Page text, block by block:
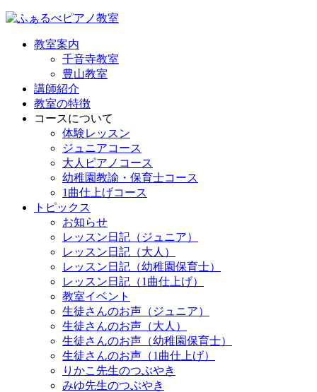
教室案内
千音寺教室
豊山教室
講師紹介
教室の特徴
コースについて
体験レッスン
ジュニアコース
大人ピアノコース
幼稚園教諭・保育士コース
1曲仕上げコース
トピックス
お知らせ
レッスン日記（ジュニア）
レッスン日記（大人）
レッスン日記（幼稚園保育士）
レッスン日記（1曲仕上げ）
教室イベント
生徒さんのお声（ジュニア）
生徒さんのお声（大人）
生徒さんのお声（幼稚園保育士）
生徒さんのお声（1曲仕上げ）
りかこ先生のつぶやき
みゆ先生のつぶやき